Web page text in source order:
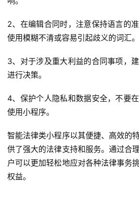
序
发
站
开
s
o
优
化
2、在编辑合同时，注意保持语言的
使用模糊不清或容易引起歧义的词汇。
3、对于涉及重大利益的合同事项，
进行决策。
4、保护个人隐私和数据安全，不要
使用小程序。
智能法律类小程序以其便捷、高效的
供了强大的法律支持和服务。通过合
户可以更加轻松地应对各种法律事务
权益。